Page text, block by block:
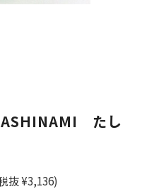
たし
抜 ¥3,136)